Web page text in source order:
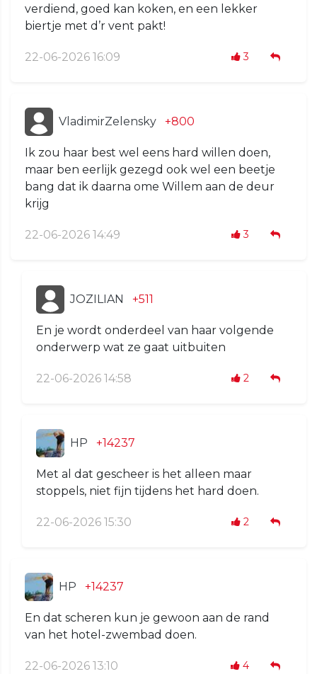
verdiend, goed kan koken, en een lekker
biertje met d’r vent pakt!
22-06-2026 16:09 3
VladimirZelensky +800
Ik zou haar best wel eens hard willen doen,
maar ben eerlijk gezegd ook wel een beetje
bang dat ik daarna ome Willem aan de deur
krijg
22-06-2026 14:49 3
JOZILIAN +511
En je wordt onderdeel van haar volgende
onderwerp wat ze gaat uitbuiten
22-06-2026 14:58 2
HP +14237
Met al dat gescheer is het alleen maar
stoppels, niet fijn tijdens het hard doen.
22-06-2026 15:30 2
HP +14237
En dat scheren kun je gewoon aan de rand
van het hotel-zwembad doen.
22-06-2026 13:10 4